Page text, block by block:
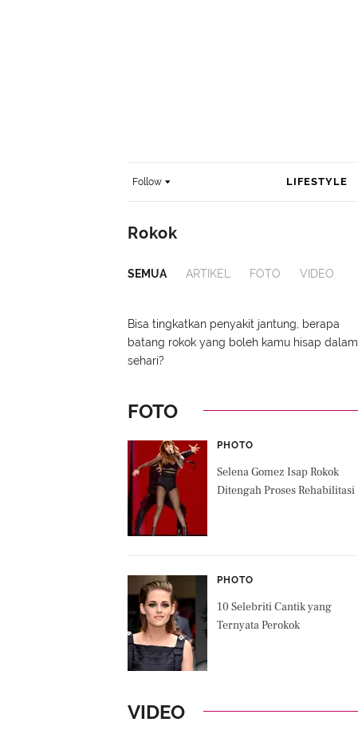
Follow LIFESTYLE
Rokok
SEMUA ARTIKEL FOTO VIDEO
Bisa tingkatkan penyakit jantung, berapa
batang rokok yang boleh kamu hisap dalam
sehari?
FOTO
PHOTO
Selena Gomez Isap Rokok
Ditengah Proses Rehabilitasi
PHOTO
10 Selebriti Cantik yang
Ternyata Perokok
VIDEO